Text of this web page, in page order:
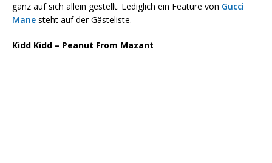
ganz auf sich allein gestellt. Lediglich ein Feature von Gucci
Mane steht auf der Gästeliste.
Kidd Kidd – Peanut From Mazant